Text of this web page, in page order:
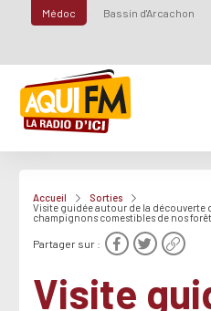
Médoc Bassin d'Arcachon
Accueil
Sorties
Visite guidée autour de la découverte
champignons comestibles de nos
Partager sur :
Visite